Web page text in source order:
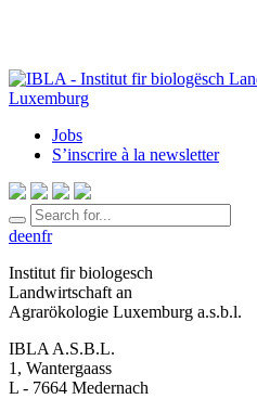
Jobs
S’inscrire à la newsletter
deenfr
Institut fir biologesch
Landwirtschaft an
Agrarökologie Luxemburg a.s.b.l.
IBLA A.S.B.L.
1, Wantergaass
L - 7664 Medernach